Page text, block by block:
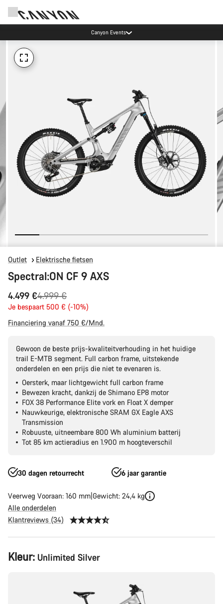
Canyon Events
Outlet Elektrische fietsen
Spectral:ON CF 9 AXS
4.499 €
Originele
Prijs
4.999 €
Je bespaart 500 € (-10%)
Financiering vanaf 750 €/Mnd.
Gewoon de beste prijs-kwaliteitverhouding in het huidige
trail E-MTB segment. Full carbon frame, uitstekende
onderdelen en een prijs die niet te evenaren is.
Oersterk, maar lichtgewicht full carbon frame
Bewezen kracht, dankzij de Shimano EP8 motor
FOX 38 Performance Elite vork en Float X demper
Nauwkeurige, elektronische SRAM GX Eagle AXS
Transmission
Robuuste, uitneembare 800 Wh aluminium batterij
Tot 85 km actieradius en 1.900 m hoogteverschil
30 dagen retourrecht 6 jaar garantie
Veerweg Vooraan: 160 mm Gewicht: 24,4 kg
Alle onderdelen
Klantreviews (34)
Productconfiguratie
Kleur: Unlimited Silver